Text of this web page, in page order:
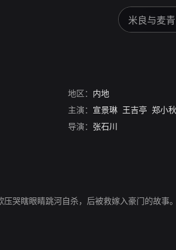
地区： 内地
主演： 宣景琳 王吉亭 郑小秋
导演： 张石川
哭瞎眼睛跳河自杀，后被救嫁入豪门的故事。